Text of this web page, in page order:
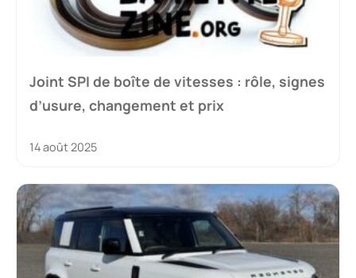
Joint SPI de boîte de vitesses : rôle, signes
d’usure, changement et prix
14 août 2025